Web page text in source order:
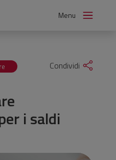
Menu
Condividi
i saldi